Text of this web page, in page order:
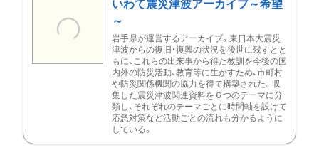
いわて震災津波アーカイブ～希望
～
岩手県が運営するアーカイブ。東日本大震災
津波からの復旧・復興の状況を後世に残すとと
もに、これらの出来事から得た教訓を今後の国
内外の防災活動、教育等に生かすため、市町村
や防災関係機関の協力を得て構築された。収
集した震災津波関連資料を６つのテーマに分
類し、それぞれのテーマごとに時間軸を設けて
応急対策など活動ごとの流れも分かるように
している。